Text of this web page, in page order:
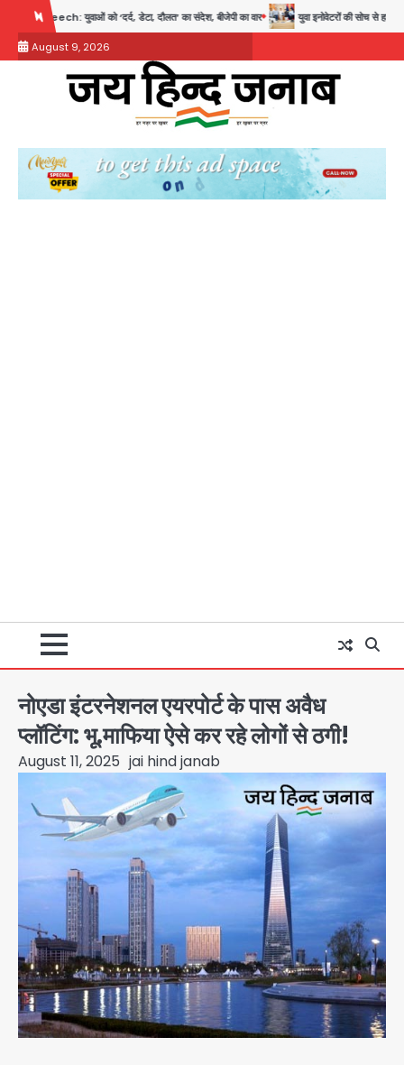
content
डेटा, दौलत’ का संदेश, बीजेपी का वार युवा इनोवेटरों की सोच से हाईटेक होगी दिल्ली पुलिस
August 9, 2026
नोएडा इंटरनेशनल एयरपोर्ट के पास अवैध
प्लॉटिंग: भू.माफिया ऐसे कर रहे लोगों से ठगी!
August 11, 2025 jai hind janab